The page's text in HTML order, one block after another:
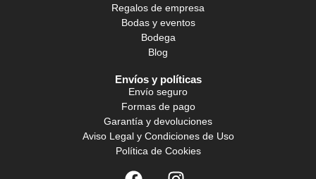
Regalos de empresa
Bodas y eventos
Bodega
Blog
Envíos y políticas
Envío seguro
Formas de pago
Garantía y devoluciones
Aviso Legal y Condiciones de Uso
Política de Cookies